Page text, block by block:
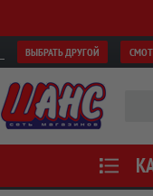
ВЫБРАТЬ ДРУГОЙ